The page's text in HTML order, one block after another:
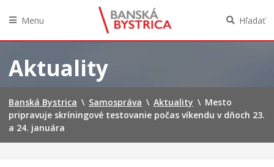
obsah
Menu Hľadať
Aktuality
Banská Bystrica \ Samospráva \ Aktuality \ Mesto
pripravuje skríningové testovanie počas víkendu v dňoch 23.
a 24. januára
a
n
e
š
k
ô
l
k
e